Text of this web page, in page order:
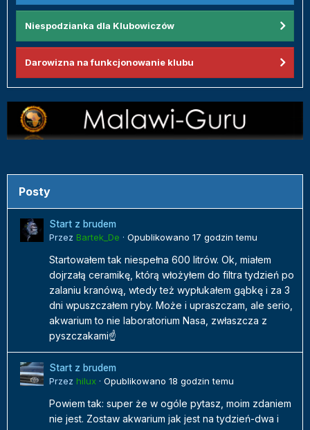
Niespodzianka dla Klubowiczów
Darowizna na funkcjonowanie klubu
Posty
Start z brudem
Przez Bartek_De · Opublikowano 17 godzin temu
Startowałem tak niespełna 600 litrów. Ok, miałem
dojrzałą ceramikę, którą włożyłem do filtra tydzień po
zalaniu kranówą, wtedy też wypłukałem gąbkę i za 3
dni wpuszczałem ryby. Może i upraszczam, ale serio,
akwarium to nie laboratorium Nasa, zwłaszcza z
pyszczakami☝️
Start z brudem
Przez hilux · Opublikowano 18 godzin temu
Powiem tak: super że w ogóle pytasz, moim zdaniem
nie jest. Zostaw akwarium jak jest na tydzień-dwa i